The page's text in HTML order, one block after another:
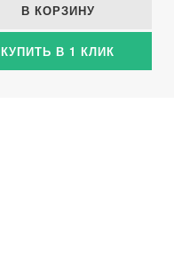
В КОРЗИНУ
КУПИТЬ В 1 КЛИК